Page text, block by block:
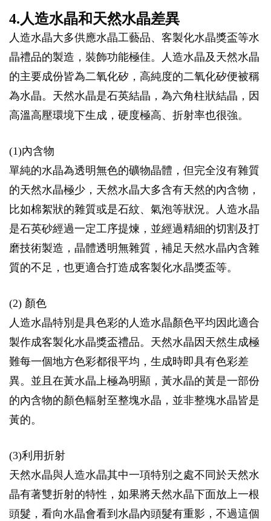
4.人造水晶和天然水晶差異
人造水晶大多供應水晶工藝品、客製化水晶獎盃等水
晶禮品的製造，裝飾功能極佳。人造水晶及天然水晶
的主要成份皆為二氧化矽，高純度的二氧化矽便被稱
為水晶。天然水晶是石英結晶，為六角柱狀結晶，因
高溫高壓環境下生成，硬度極高、折射率也很強。
(1)內含物
單純的水晶為透明無色的礦物晶體，但完全沒有雜質
的天然水晶極少，天然水晶大多含有天然的內含物，
比如棉絮狀的雜質或是石紋、氣泡等狀況。人造水晶
是石英砂經過一定工序提煉，並經過精細的切割及打
磨技術製造，晶體透明無雜質，補足天然水晶內含雜
質的不足，也更適合打造成客製化水晶獎盃等。
(2) 顏色
人造水晶特別是具色彩的人造水晶顏色平均因此適合
製作成客製化水晶獎盃禮品。天然水晶因天然生成極
難每一個地方色彩都很平均，生成時即具有色彩差
異。並且在黃水晶上極為明顯，黃水晶的黃是一部份
的內含物的顏色輻射至整塊水晶，並非整塊水晶皆是
黃的。
(3)利用折射
天然水晶與人造水晶其中一項特別之處不同於天然水
晶有著雙折射的特性，如果將天然水晶下面放上一根
頭髮，看向水晶會看到水晶內頭髮有重影，不過這個